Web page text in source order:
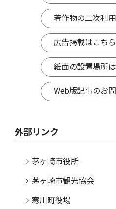
著作物の二次利
広告掲載はこちら
紙面の設置場所
Web版記事のお
外部リンク
茅ヶ崎市役所
茅ヶ崎市観光協会
寒川町役場